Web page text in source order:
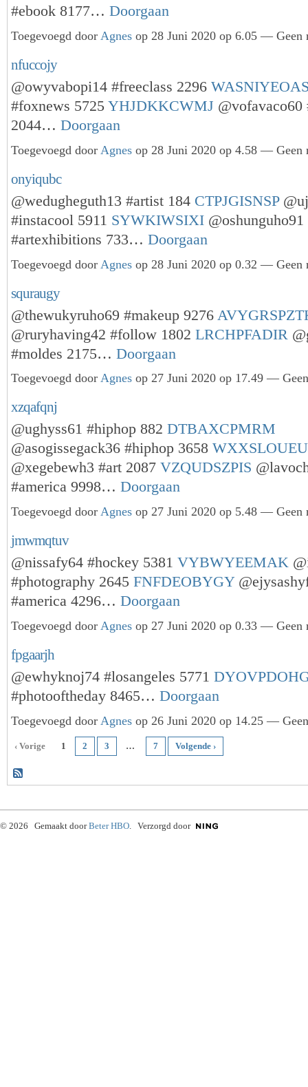
#ebook 8177… Doorgaan
Toegevoegd door Agnes op 28 Juni 2020 op 6.05 — Geen
nfuccojy
@owyvabopi14 #freeclass 2296
#foxnews 5725 YHJDKKCWMJ @vofavaco60
2044… Doorgaan
Toegevoegd door Agnes op 28 Juni 2020 op 4.58 — Geen
onyiqubc
@wedugheguth13 #artist 184 CTPJGISNSP
#instacool 5911 SYWKIWSIXI @oshunguho91
#artexhibitions 733… Doorgaan
Toegevoegd door Agnes op 28 Juni 2020 op 0.32 — Geen
squraugy
@thewukyruho69 #makeup 9276
@ruryhaving42 #follow 1802 LRCHPFADIR
#moldes 2175… Doorgaan
Toegevoegd door Agnes op 27 Juni 2020 op 17.49 —
xzqafqnj
@ughyss61 #hiphop 882 DTBAXCPMRM
@asogissegack36 #hiphop 3658
@xegebewh3 #art 2087 VZQUDSZPIS
#america 9998… Doorgaan
Toegevoegd door Agnes op 27 Juni 2020 op 5.48 — Geen
jmwmqtuv
@nissafy64 #hockey 5381 VYBWYEEMAK
#photography 2645 FNFDEOBYGY
#america 4296… Doorgaan
Toegevoegd door Agnes op 27 Juni 2020 op 0.33 — Geen
fpgaarjh
@ewhyknoj74 #losangeles 5771
#photooftheday 8465… Doorgaan
Toegevoegd door Agnes op 26 Juni 2020 op 14.25 —
‹ Vorige 1 2 3 … 7 Volgende ›
© 2026 Gemaakt doorBeter HBO. Verzorgd door